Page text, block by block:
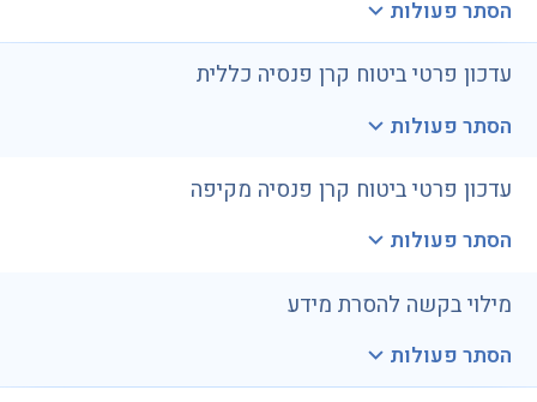
הסתר פעולות
עדכון פרטי ביטוח קרן פנסיה כללית
הסתר פעולות
עדכון פרטי ביטוח קרן פנסיה מקיפה
הסתר פעולות
מילוי בקשה להסרת מידע
הסתר פעולות